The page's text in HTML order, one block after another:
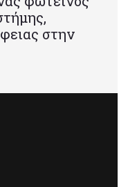
στην